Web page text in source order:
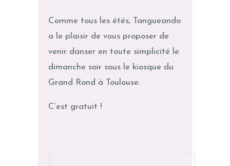
Comme tous les étés, Tangueando
a le plaisir de vous proposer de
venir danser en toute simplicité le
dimanche soir sous le kiosque du
Grand Rond à Toulouse.
C’est gratuit !